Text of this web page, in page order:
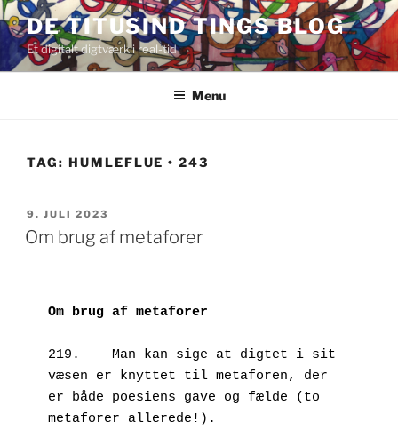
Videre
til
indhold
DE TITUSIND TINGS BLOG
Et digitalt digtværk i real-tid
Menu
TAG: HUMLEFLUE • 243
UDGIVET
DEN
9. JULI 2023
Om brug af metaforer
Om brug af metaforer
219.	Man kan sige at digtet i sit
væsen er knyttet til metaforen, der
er både poesiens gave og fælde (to
metaforer allerede!).